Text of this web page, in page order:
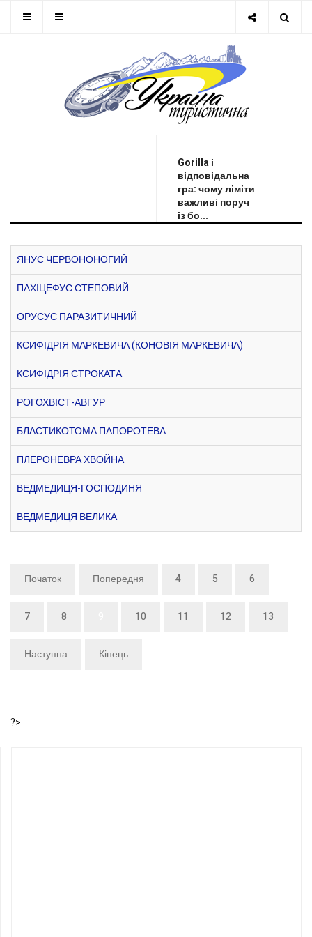
Gorilla і
відповідальна
гра: чому ліміти
важливі поруч
із бо...
ЯНУС ЧЕРВОНОНОГИЙ
ПАХІЦЕФУС СТЕПОВИЙ
ОРУСУС ПАРАЗИТИЧНИЙ
КСИФІДРІЯ МАРКЕВИЧА (КОНОВІЯ МАРКЕВИЧА)
КСИФІДРІЯ СТРОКАТА
РОГОХВІСТ-АВГУР
БЛАСТИКОТОМА ПАПОРОТЕВА
ПЛЕРОНЕВРА ХВОЙНА
ВЕДМЕДИЦЯ-ГОСПОДИНЯ
ВЕДМЕДИЦЯ ВЕЛИКА
Початок Попередня 4 5 6
7 8 10 11 12 13
Наступна Кінець
?>